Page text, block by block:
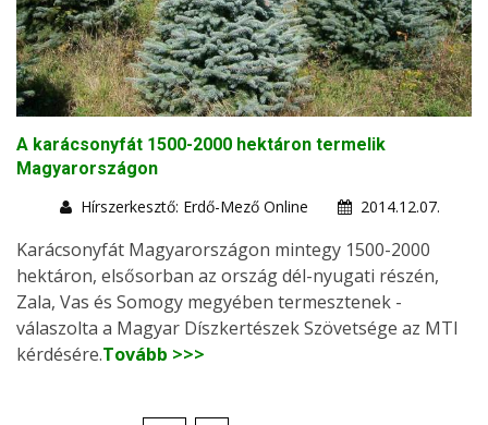
A karácsonyfát 1500-2000 hektáron termelik
Magyarországon
Hírszerkesztő: Erdő-Mező Online
2014.12.07.
Karácsonyfát Magyarországon mintegy 1500-2000
hektáron, elsősorban az ország dél-nyugati részén,
Zala, Vas és Somogy megyében termesztenek -
válaszolta a Magyar Díszkertészek Szövetsége az MTI
kérdésére.Tovább >>>